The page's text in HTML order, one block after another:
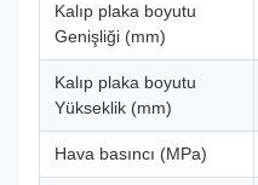
Kalıp plaka boyutu
Genişliği (mm)
Kalıp plaka boyutu
Yükseklik (mm)
Hava basıncı (MPa)